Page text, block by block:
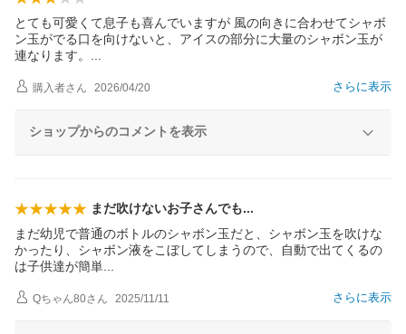
とても可愛くて息子も喜んでいますが 風の向きに合わせてシャボ
ン玉がでる口を向けないと、アイスの部分に大量のシャボン玉が
連なります。
さらに表示
購入者さん 2026/04/20
ショップからのコメントを表示
まだ吹けないお子さんでも
まだ幼児で普通のボトルのシャボン玉だと、シャボン玉を吹けな
かったり、シャボン液をこぼしてしまうので、自動で出てくるの
は子供達が簡単
さらに表示
Qちゃん80さん 2025/11/11